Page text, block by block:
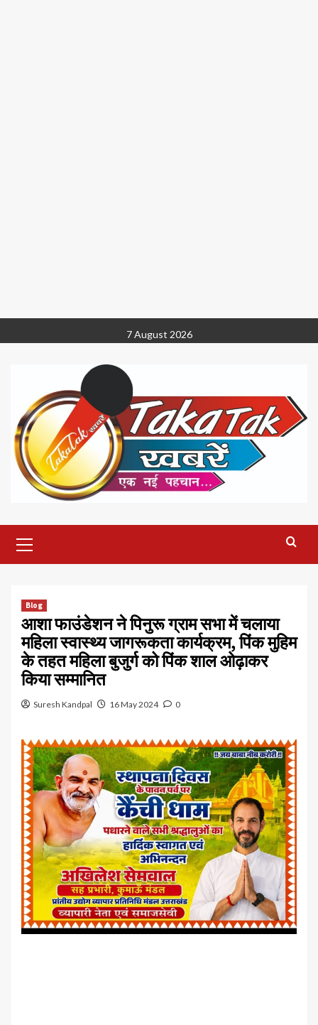
to
7 August 2026
Menu
Blog
आशा फाउंडेशन ने पिनुरू ग्राम सभा में चलाया
महिला स्वास्थ्य जागरूकता कार्यक्रम, पिंक मुहिम
के तहत महिला बुजुर्ग को पिंक शाल ओढ़ाकर
किया सम्मानित
Suresh Kandpal 16 May 2024 0